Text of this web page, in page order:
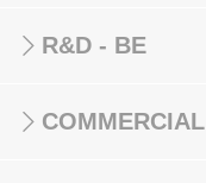
R&D - BE
COMMERCIAL